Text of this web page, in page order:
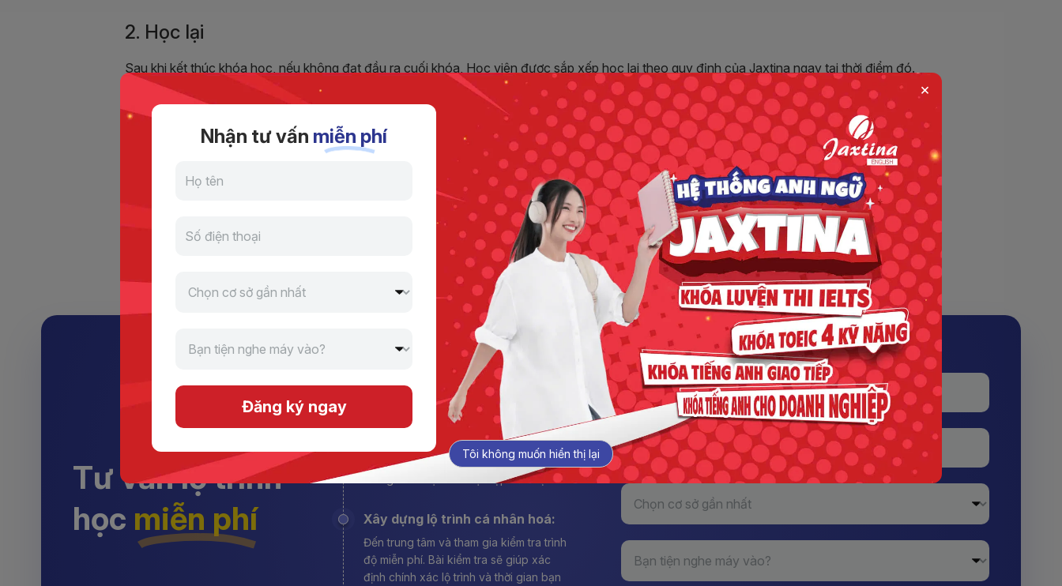
2. Học lại
Sau khi kết thúc khóa học, nếu không đạt đầu ra cuối khóa, Học viên được sắp xếp học lại theo quy định của Jaxtina ngay tại thời điểm đó.
Đối với Học viên không đáp ứng được lịch học lại của trung tâm sẽ phải chịu toàn bộ trách nhiệm. Học viên sẽ được học lại miễn phí 01 lần nếu
thực hiện đầy đủ các yêu cầu của Điều 4.1 của hợp đồng.
Trong trường hợp không thực hiện đầy đủ theo Điều 4.1 của hợp đồng, Học viên không được xếp lớp học lại miễn phí. Nếu muốn học lại, Học
viên phải đóng 50% học phí khóa học tại thời điểm đó.
Tư vấn lộ trình
học miễn phí
Đăng ký thông tin:
Điền thông tin liên hệ và lựa chọn cơ sở
Jaxtina gần nhất
Tư vấn viên sẽ gọi lại bạn để xác nhận
thông tin & mục tiêu học tập của bạn
Xây dựng lộ trình cá nhân hoá:
Đến trung tâm và tham gia kiểm tra trình
độ miễn phí. Bài kiểm tra sẽ giúp xác
định chính xác lộ trình và thời gian bạn
×
Nhận tư vấn miễn phí
Đăng ký ngay
Tôi không muốn hiển thị lại